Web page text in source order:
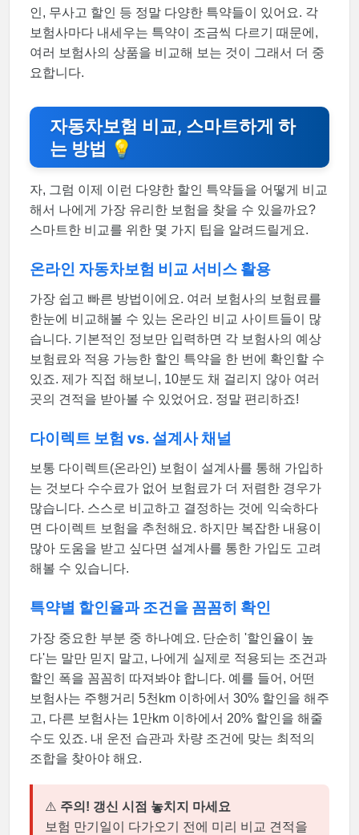
인, 무사고 할인 등 정말 다양한 특약들이 있어요. 각
보험사마다 내세우는 특약이 조금씩 다르기 때문에,
여러 보험사의 상품을 비교해 보는 것이 그래서 더 중
요합니다.
자동차보험 비교, 스마트하게 하
는 방법 💡
자, 그럼 이제 이런 다양한 할인 특약들을 어떻게 비교
해서 나에게 가장 유리한 보험을 찾을 수 있을까요?
스마트한 비교를 위한 몇 가지 팁을 알려드릴게요.
온라인 자동차보험 비교 서비스 활용
가장 쉽고 빠른 방법이에요. 여러 보험사의 보험료를
한눈에 비교해볼 수 있는 온라인 비교 사이트들이 많
습니다. 기본적인 정보만 입력하면 각 보험사의 예상
보험료와 적용 가능한 할인 특약을 한 번에 확인할 수
있죠. 제가 직접 해보니, 10분도 채 걸리지 않아 여러
곳의 견적을 받아볼 수 있었어요. 정말 편리하죠!
다이렉트 보험 vs. 설계사 채널
보통 다이렉트(온라인) 보험이 설계사를 통해 가입하
는 것보다 수수료가 없어 보험료가 더 저렴한 경우가
많습니다. 스스로 비교하고 결정하는 것에 익숙하다
면 다이렉트 보험을 추천해요. 하지만 복잡한 내용이
많아 도움을 받고 싶다면 설계사를 통한 가입도 고려
해볼 수 있습니다.
특약별 할인율과 조건을 꼼꼼히 확인
가장 중요한 부분 중 하나예요. 단순히 '할인율이 높
다'는 말만 믿지 말고, 나에게 실제로 적용되는 조건과
할인 폭을 꼼꼼히 따져봐야 합니다. 예를 들어, 어떤
보험사는 주행거리 5천km 이하에서 30% 할인을 해주
고, 다른 보험사는 1만km 이하에서 20% 할인을 해줄
수도 있죠. 내 운전 습관과 차량 조건에 맞는 최적의
조합을 찾아야 해요.
⚠️ 주의! 갱신 시점 놓치지 마세요
보험 만기일이 다가오기 전에 미리 비교 견적을